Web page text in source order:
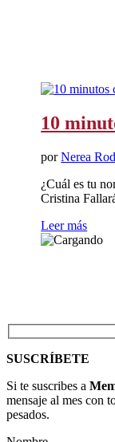
10
porNerea
¿Cuál es tu
Cristina
Leer más
SUSCRÍBETE
Si te suscribes a
mensaje al mes con
pesados.